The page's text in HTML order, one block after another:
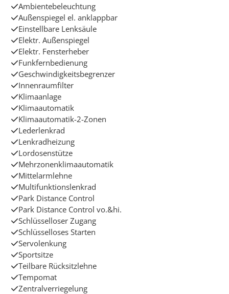
Ambientebeleuchtung
Außenspiegel el. anklappbar
Einstellbare Lenksäule
Elektr. Außenspiegel
Elektr. Fensterheber
Funkfernbedienung
Geschwindigkeitsbegrenzer
Innenraumfilter
Klimaanlage
Klimaautomatik
Klimaautomatik-2-Zonen
Lederlenkrad
Lenkradheizung
Lordosenstütze
Mehrzonenklimaautomatik
Mittelarmlehne
Multifunktionslenkrad
Park Distance Control
Park Distance Control vo.&hi.
Schlüsselloser Zugang
Schlüsselloses Starten
Servolenkung
Sportsitze
Teilbare Rücksitzlehne
Tempomat
Zentralverriegelung